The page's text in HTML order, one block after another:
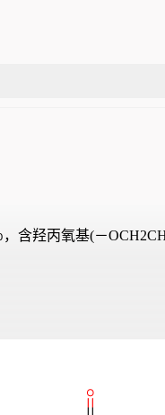
含羟丙氧基(－